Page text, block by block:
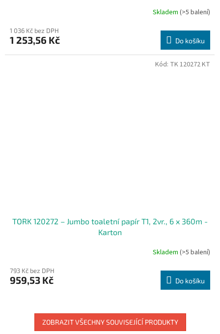
Skladem (>5 balení)
1 036 Kč bez DPH
1 253,56 Kč Do košíku
TORK 120272 – Jumbo toaletní papír T1, 2vr., 6 x 360m -
Karton
Skladem (>5 balení)
793 Kč bez DPH
959,53 Kč Do košíku
Kód: TK 120272 KT
ZOBRAZIT VŠECHNY SOUVISEJÍCÍ PRODUKTY